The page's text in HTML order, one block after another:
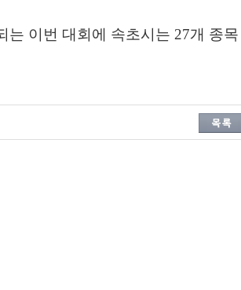
는 이번 대회에 속초시는 27개 종목